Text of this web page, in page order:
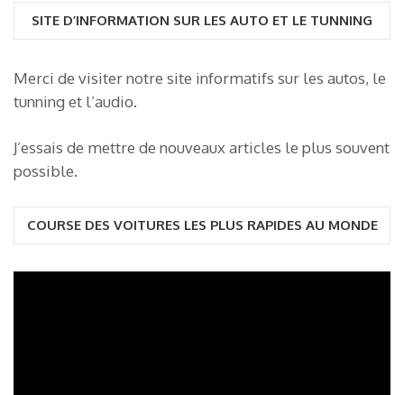
SITE D’INFORMATION SUR LES AUTO ET LE TUNNING
Merci de visiter notre site informatifs sur les autos, le
tunning et l’audio.
J’essais de mettre de nouveaux articles le plus souvent
possible.
COURSE DES VOITURES LES PLUS RAPIDES AU MONDE